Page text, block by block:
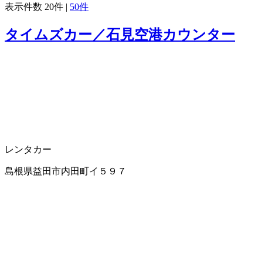
表示件数 20件 | 50件
タイムズカー／石見空港カウンター
レンタカー
島根県益田市内田町イ５９７